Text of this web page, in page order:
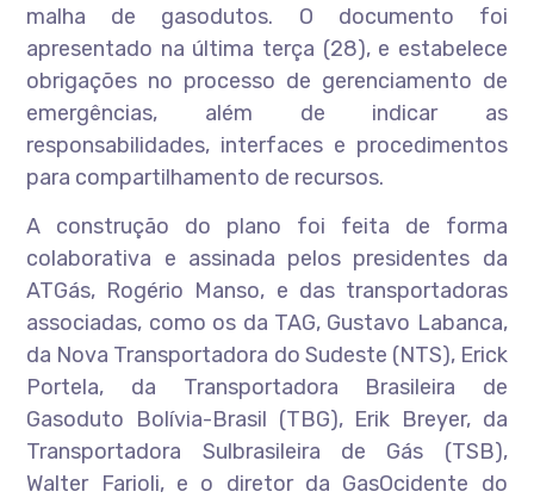
malha de gasodutos. O documento foi
apresentado na última terça (28), e estabelece
obrigações no processo de gerenciamento de
emergências, além de indicar as
responsabilidades, interfaces e procedimentos
para compartilhamento de recursos.
A construção do plano foi feita de forma
colaborativa e assinada pelos presidentes da
ATGás, Rogério Manso, e das transportadoras
associadas, como os da TAG, Gustavo Labanca,
da Nova Transportadora do Sudeste (NTS), Erick
Portela, da Transportadora Brasileira de
Gasoduto Bolívia-Brasil (TBG), Erik Breyer, da
Transportadora Sulbrasileira de Gás (TSB),
Walter Farioli, e o diretor da GasOcidente do